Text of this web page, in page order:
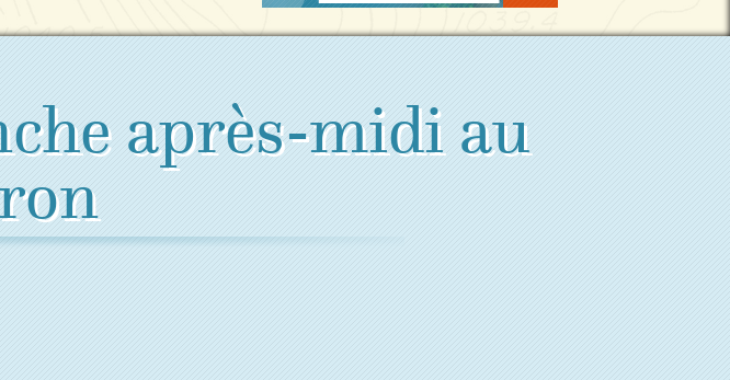
après-midi au